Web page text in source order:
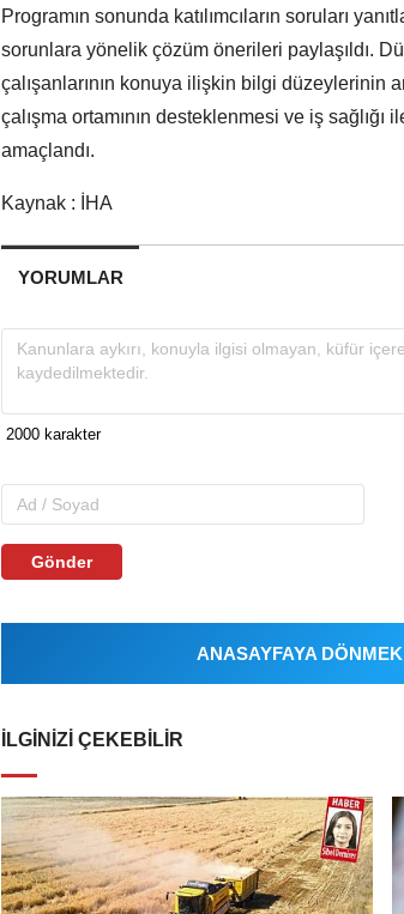
Programın sonunda katılımcıların soruları
sorunlara yönelik çözüm önerileri paylaşıldı.
çalışanlarının konuya ilişkin bilgi düzeylerinin
çalışma ortamının desteklenmesi ve iş
amaçlandı.
Kaynak : İHA
YORUMLAR
Gönder
ANASAYFAYA
İLGINIZI ÇEKEBILIR